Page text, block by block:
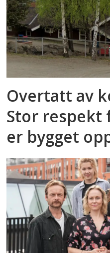
Overtatt av
Stor respekt
er bygget